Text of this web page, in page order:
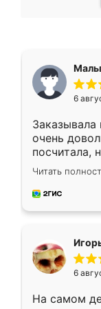
6
Заказывала
очень
посчитала,
Замерщик
делу со
за день,
Читать
6
На самом